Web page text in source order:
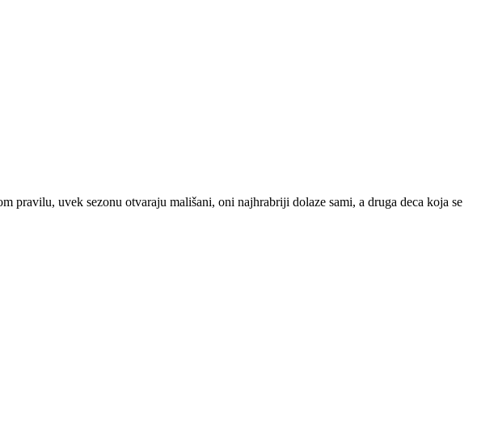
pravilu, uvek sezonu otvaraju mališani, oni najhrabriji dolaze sami, a druga deca koja se